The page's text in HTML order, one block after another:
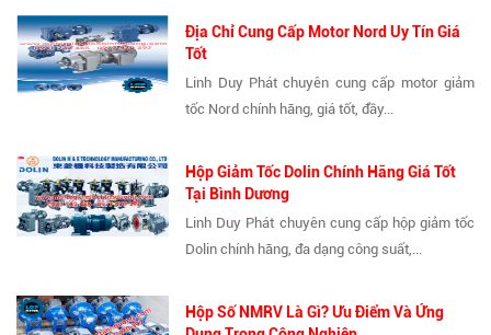
Địa Chỉ Cung Cấp Motor Nord Uy Tín Giá
Tốt
Linh Duy Phát chuyên cung cấp motor giảm
tốc Nord chính hãng, giá tốt, đầy...
Hộp Giảm Tốc Dolin Chính Hãng Giá Tốt
Tại Bình Dương
Linh Duy Phát chuyên cung cấp hộp giảm tốc
Dolin chính hãng, đa dạng công suất,...
Hộp Số NMRV Là Gì? Ưu Điểm Và Ứng